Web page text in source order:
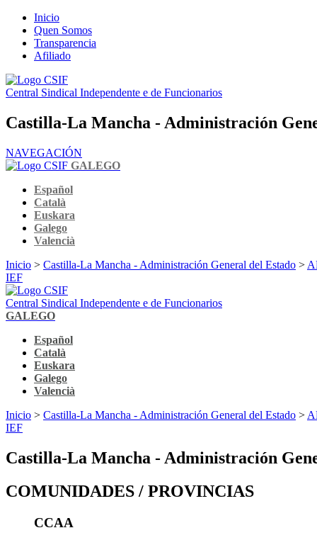
Inicio
Quen Somos
Transparencia
Afiliado
Central Sindical Independente e de Funcionarios
Castilla-La Mancha - Administración
NAVEGACIÓN
GALEGO
Español
Català
Euskara
Galego
Valencià
Inicio > Castilla-La Mancha - Administración General del Estado >
IEF
Central Sindical Independente e de Funcionarios
GALEGO
Español
Català
Euskara
Galego
Valencià
Inicio > Castilla-La Mancha - Administración General del Estado >
IEF
Castilla-La Mancha - Administración
COMUNIDADES / PROVINCIAS
CCAA